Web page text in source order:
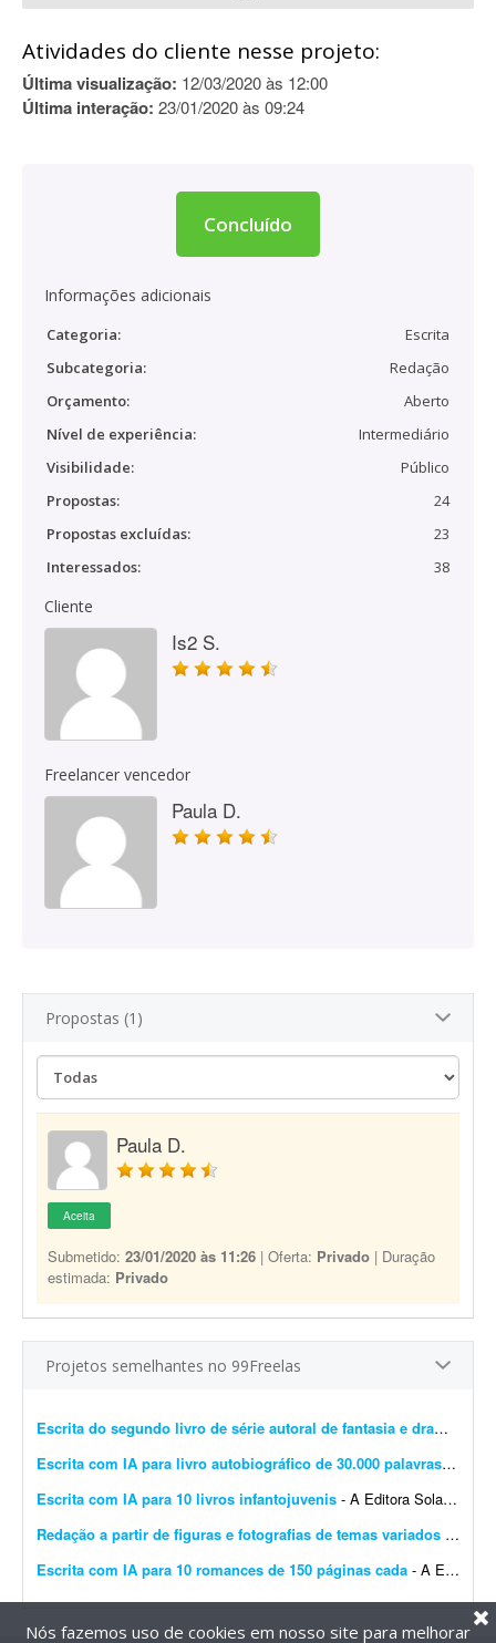
Atividades do cliente nesse projeto:
Última visualização: 12/03/2020 às 12:00
Última interação: 23/01/2020 às 09:24
Concluído
Informações adicionais
Categoria:
Escrita
Subcategoria:
Redação
Orçamento:
Aberto
Nível de experiência:
Intermediário
Visibilidade:
Público
Propostas:
24
Propostas excluídas:
23
Interessados:
38
Cliente
Is2 S.
Freelancer vencedor
Paula D.
Propostas (1)
Paula D.
Aceita
Submetido: 23/01/2020 às 11:26 | Oferta: Privado | Duração
estimada: Privado
Projetos semelhantes no 99Freelas
Escrita do segundo livro de série autoral de fantasia e drama
Escrita com IA para livro autobiográfico de 30.000 palavras
- A
Escrita com IA para 10 livros infantojuvenis - A Editora Solano busca um profissional especializado em Inteligência Artificial e escrita criativa para desenvolver 10 livros completos, com aproximadamente 10 mil palavras cada, utilizando f...
Redação a partir de figuras e fotografias de temas variados
Escrita com IA para 10 romances de 150 páginas cada - A Editora Solano busca um profissional especializado em Inteligência Artificial e escrita criativa para desenvolver 10 romances completos, com aproximadamente 150 páginas cada, utiliza...
Nós fazemos uso de cookies em nosso site para melhorar